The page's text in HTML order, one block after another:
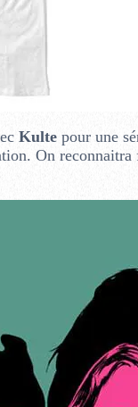
Kultepour une
On